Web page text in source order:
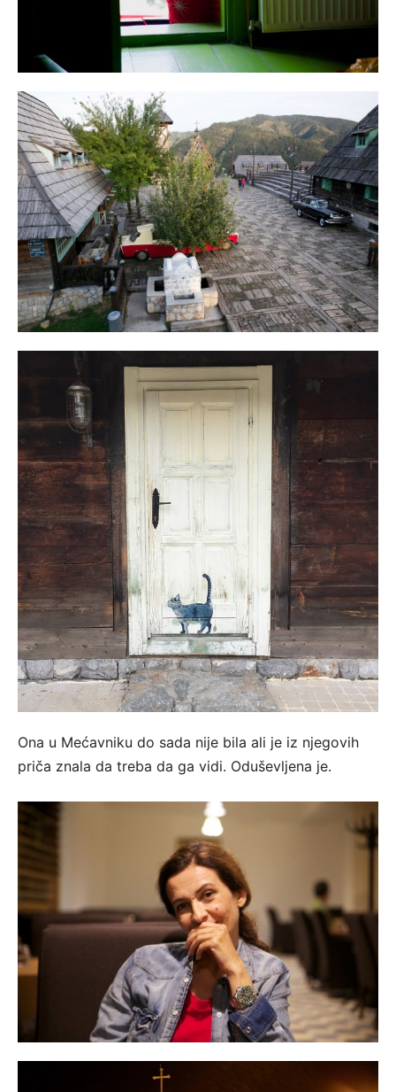
Ona u Mećavniku do sada nije bila ali je iz njegovih
priča znala da treba da ga vidi. Oduševljena je.